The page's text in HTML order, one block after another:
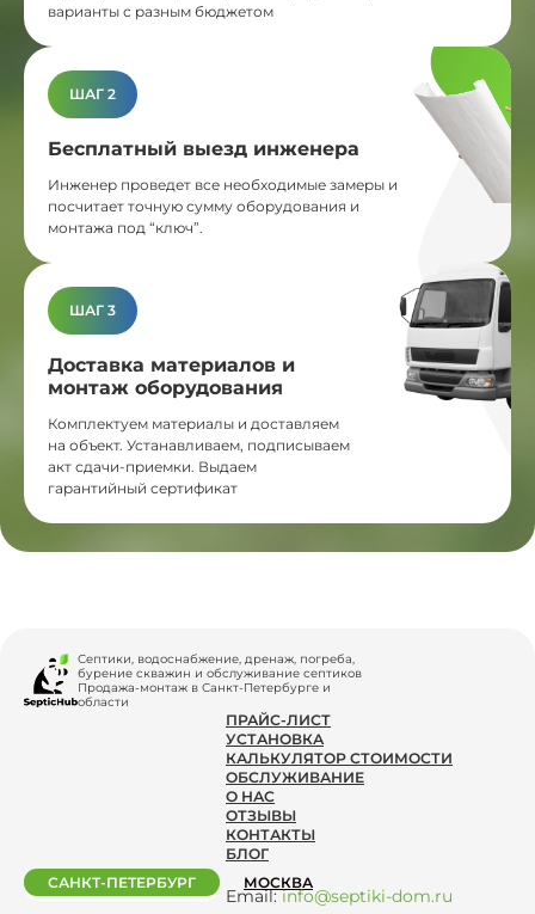
варианты с разным бюджетом
ШАГ 2
Бесплатный выезд инженера
Инженер проведет все необходимые замеры и
посчитает точную сумму оборудования и
монтажа под “ключ”.
ШАГ 3
Доставка материалов и
монтаж оборудования
Комплектуем материалы и доставляем
на объект. Устанавливаем, подписываем
акт сдачи-приемки. Выдаем
гарантийный сертификат
Септики, водоснабжение, дренаж, погреба,
бурение скважин и обслуживание септиков
Продажа-монтаж в Санкт-Петербурге и
области
ПРАЙС-ЛИСТ
УСТАНОВКА
КАЛЬКУЛЯТОР СТОИМОСТИ
ОБСЛУЖИВАНИЕ
О НАС
ОТЗЫВЫ
КОНТАКТЫ
БЛОГ
Email:info@septiki-dom.ru
САНКТ-ПЕТЕРБУРГ МОСКВА